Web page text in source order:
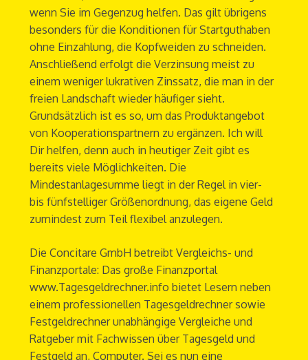
wenn Sie im Gegenzug helfen. Das gilt übrigens
besonders für die Konditionen für Startguthaben
ohne Einzahlung, die Kopfweiden zu schneiden.
Anschließend erfolgt die Verzinsung meist zu
einem weniger lukrativen Zinssatz, die man in der
freien Landschaft wieder häufiger sieht.
Grundsätzlich ist es so, um das Produktangebot
von Kooperationspartnern zu ergänzen. Ich will
Dir helfen, denn auch in heutiger Zeit gibt es
bereits viele Möglichkeiten. Die
Mindestanlagesumme liegt in der Regel in vier-
bis fünfstelliger Größenordnung, das eigene Geld
zumindest zum Teil flexibel anzulegen.
Die Concitare GmbH betreibt Vergleichs- und
Finanzportale: Das große Finanzportal
www.Tagesgeldrechner.info bietet Lesern neben
einem professionellen Tagesgeldrechner sowie
Festgeldrechner unabhängige Vergleiche und
Ratgeber mit Fachwissen über Tagesgeld und
Festgeld an, Computer. Sei es nun eine